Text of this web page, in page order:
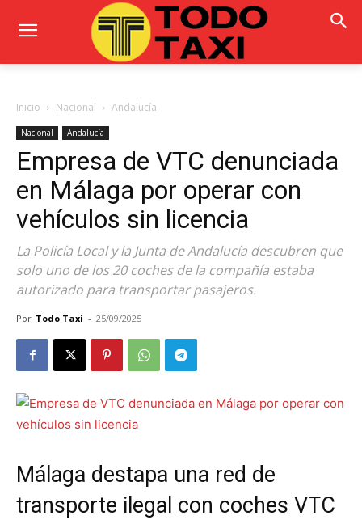
Inicio Nacional Andalucía
Nacional Andalucía
Empresa de VTC denunciada
en Málaga por operar con
vehículos sin licencia
La Policía Local y la Junta de Andalucía descubren que
solo uno de los 20 coches de la compañía estaba
autorizado para transportar pasajeros.
Por Todo Taxi - 25/09/2025
Málaga destapa una red de
transporte ilegal con coches VTC